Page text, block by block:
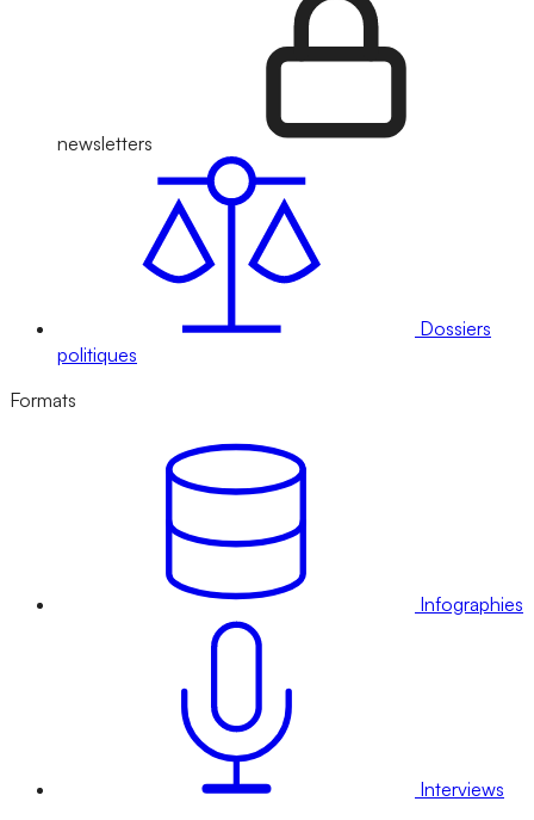
newsletters
Dossiers
politiques
Formats
Infographies
Interviews